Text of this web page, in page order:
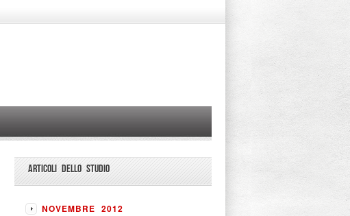
ARTICOLI DELLO STUDIO
NOVEMBRE 2012